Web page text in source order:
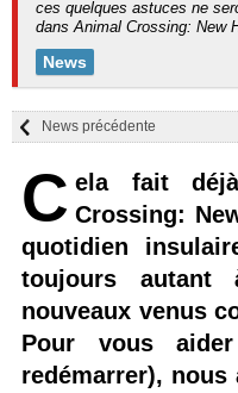
ces quelques astuces ne
dans Animal Crossing: New
News
News précédente
C ela fait
Crossing:
quotidien
toujours autant
nouveaux venus
Pour vous
redémarrer), nous